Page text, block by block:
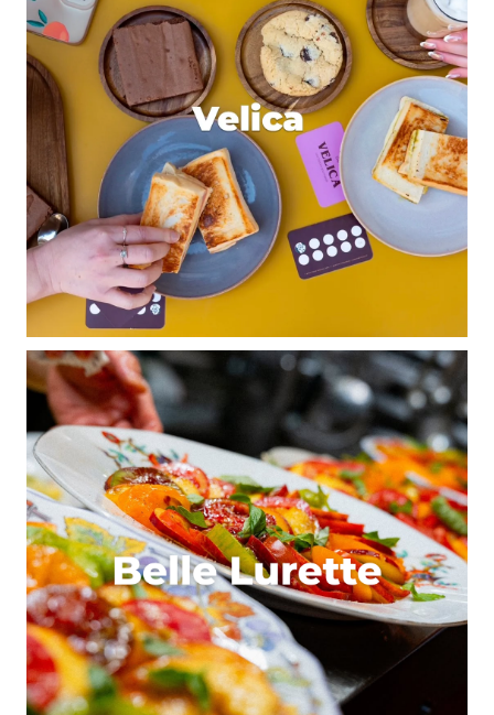
Dis-nous tout*
E-mail
Enregistrer mon nom, mon e-mail et mon site dans le
navigateur pour mon prochain commentaire.
Prévenez-moi de tous les nouveaux commentaires
par e-mail.
Et bim !